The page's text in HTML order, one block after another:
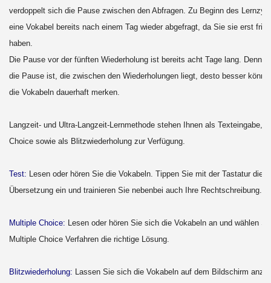
verdoppelt sich die Pause zwischen den Abfragen. Zu Beginn des
eine Vokabel bereits nach einem Tag wieder abgefragt, da Sie sie erst
haben.
Die Pause vor der fünften Wiederholung ist bereits acht Tage lang. Denn
die Pause ist, die zwischen den Wiederholungen liegt, desto besser
die Vokabeln dauerhaft merken.
Langzeit- und Ultra-Langzeit-Lernmethode stehen Ihnen als Texteingabe,
Choice sowie als Blitzwiederholung zur Verfügung.
Test: Lesen oder hören Sie die Vokabeln. Tippen Sie mit der Tastatur die
Übersetzung ein und trainieren Sie nebenbei auch Ihre Rechtschreibung.
Multiple Choice: Lesen oder hören Sie sich die Vokabeln an und wählen
Multiple Choice Verfahren die richtige Lösung.
Blitzwiederholung: Lassen Sie sich die Vokabeln auf dem Bildschirm